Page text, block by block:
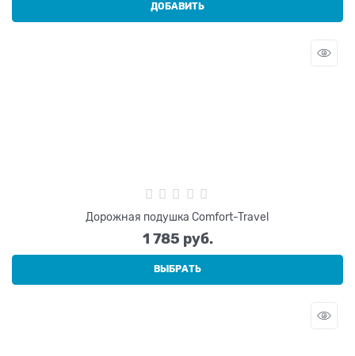
ДОБАВИТЬ
Дорожная подушка Comfort-Travel
1 785 руб.
ВЫБРАТЬ